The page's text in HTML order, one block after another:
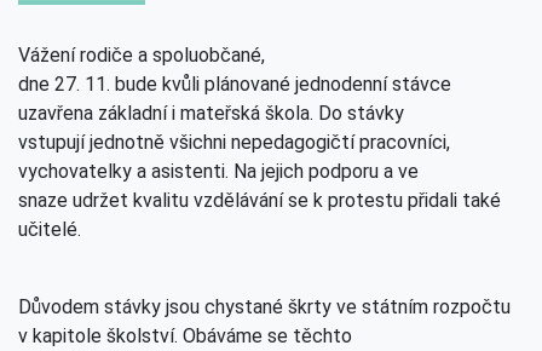
Vážení rodiče a spoluobčané,
dne 27. 11. bude kvůli plánované jednodenní stávce
uzavřena základní i mateřská škola. Do stávky
vstupují jednotně všichni nepedagogičtí pracovníci,
vychovatelky a asistenti. Na jejich podporu a ve
snaze udržet kvalitu vzdělávání se k protestu přidali také
učitelé.
Důvodem stávky jsou chystané škrty ve státním rozpočtu
v kapitole školství. Obáváme se těchto